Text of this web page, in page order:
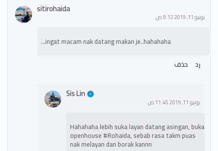
sitirohaida
يونيو 11, 2019 9:12 ص
ingat macam nak datang makan je..hahahaha...
رد
حذف
Sis Lin
يونيو 11, 2019 11:45 ص
Hahahaha lebih suka layan datang asingan, buka
openhouse #Rohaida, sebab rasa takm puas
nak melayan dan borak kannn